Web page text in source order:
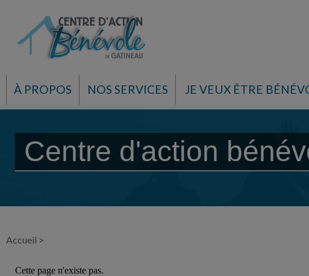
À PROPOS NOS SERVICES JE VEUX ÊTRE
Centre d'action
Accueil >
Cette page n'existe pas.